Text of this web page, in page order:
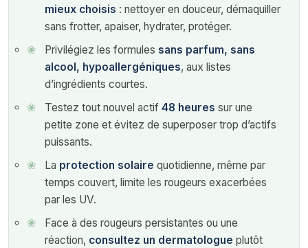
mieux choisis : nettoyer en douceur, démaquiller
sans frotter, apaiser, hydrater, protéger.
Privilégiez les formules sans parfum, sans
alcool, hypoallergéniques, aux listes
d’ingrédients courtes.
Testez tout nouvel actif 48 heures sur une
petite zone et évitez de superposer trop d’actifs
puissants.
La protection solaire quotidienne, même par
temps couvert, limite les rougeurs exacerbées
par les UV.
Face à des rougeurs persistantes ou une
réaction, consultez un dermatologue plutôt